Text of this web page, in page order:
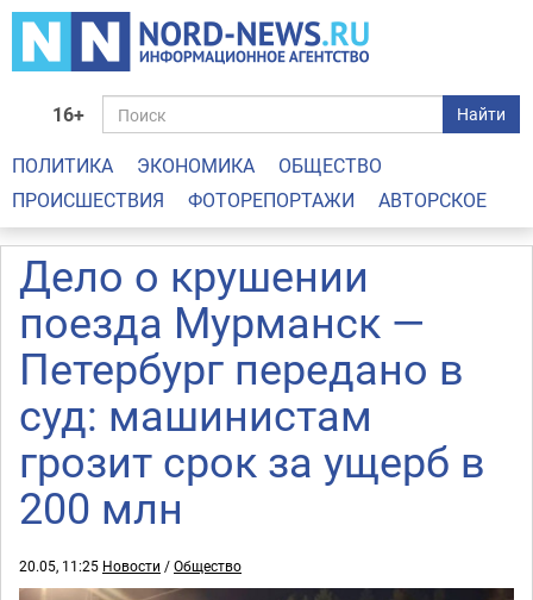
16+ Найти
ПОЛИТИКА ЭКОНОМИКА
ОБЩЕСТВО
ПРОИСШЕСТВИЯ
ФОТОРЕПОРТАЖИ АВТОРСКОЕ
Дело о крушении
поезда Мурманск —
Петербург передано в
суд: машинистам
грозит срок за ущерб в
200 млн
20.05, 11:25 Новости /Общество